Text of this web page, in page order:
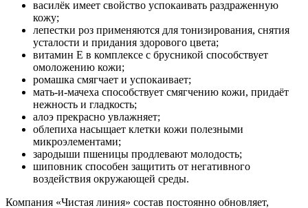
василёк имеет свойство успокаивать раздраженную
кожу;
лепестки роз применяются для тонизирования, снятия
усталости и придания здорового цвета;
витамин Е в комплексе с брусникой способствует
омоложению кожи;
ромашка смягчает и успокаивает;
мать-и-мачеха способствует смягчению кожи, придаёт
нежность и гладкость;
алоэ прекрасно увлажняет;
облепиха насыщает клетки кожи полезными
микроэлементами;
зародыши пшеницы продлевают молодость;
шиповник способен защитить от негативного
воздействия окружающей среды.
Компания «Чистая линия» состав постоянно обновляет,